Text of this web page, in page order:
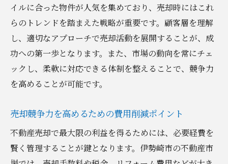
イルに合った物件が人気を集めており、売却時にはこれ
らのトレンドを踏まえた戦略が重要です。顧客層を理解
し、適切なアプローチで売却活動を展開することが、成
功への第一歩となります。また、市場の動向を常にチェ
ックし、柔軟に対応できる体制を整えることで、競争力
を高めることが可能です。
売却競争力を高めるための費用削減ポイント
不動産売却で最大限の利益を得るためには、必要経費を
賢く管理することが鍵となります。伊勢崎市の不動産市